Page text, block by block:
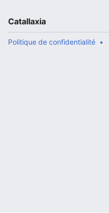
Catallaxia
Politique de confidentialité